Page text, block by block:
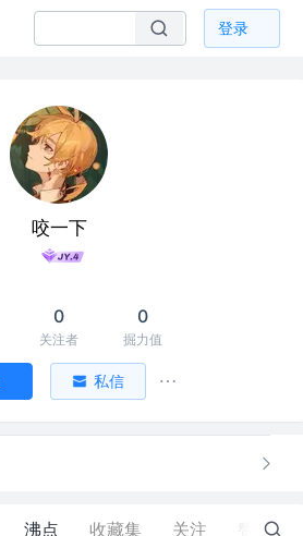
登录
咬一下
0
关注者
0
掘力值
私信
沸点 收藏集 关注 2